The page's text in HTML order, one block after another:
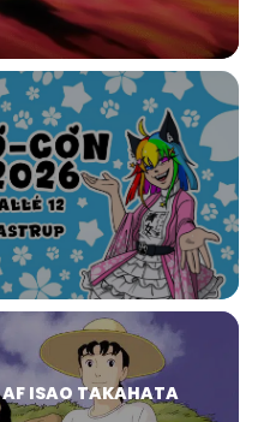
AF ISAO TAKAHATA